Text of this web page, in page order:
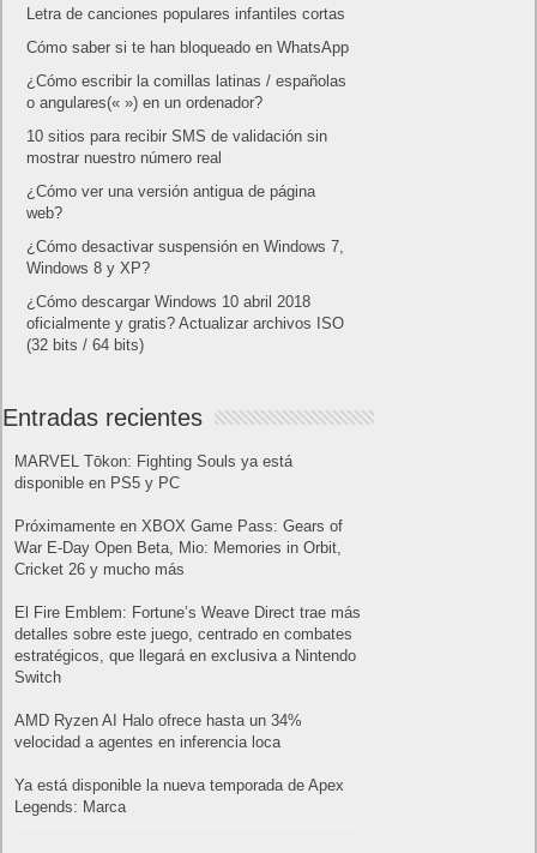
Letra de canciones populares infantiles cortas
Cómo saber si te han bloqueado en WhatsApp
¿Cómo escribir la comillas latinas / españolas
o angulares(« ») en un ordenador?
10 sitios para recibir SMS de validación sin
mostrar nuestro número real
¿Cómo ver una versión antigua de página
web?
¿Cómo desactivar suspensión en Windows 7,
Windows 8 y XP?
¿Cómo descargar Windows 10 abril 2018
oficialmente y gratis? Actualizar archivos ISO
(32 bits / 64 bits)
Entradas recientes
MARVEL Tōkon: Fighting Souls ya está
disponible en PS5 y PC
Próximamente en XBOX Game Pass: Gears of
War E-Day Open Beta, Mio: Memories in Orbit,
Cricket 26 y mucho más
El Fire Emblem: Fortune’s Weave Direct trae más
detalles sobre este juego, centrado en combates
estratégicos, que llegará en exclusiva a Nintendo
Switch
AMD Ryzen AI Halo ofrece hasta un 34%
velocidad a agentes en inferencia loca
Ya está disponible la nueva temporada de Apex
Legends: Marca